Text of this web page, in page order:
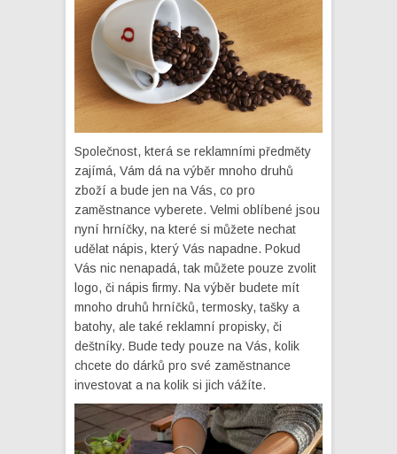
Společnost, která se reklamními předměty
zajímá, Vám dá na výběr mnoho druhů
zboží a bude jen na Vás, co pro
zaměstnance vyberete. Velmi oblíbené jsou
nyní hrníčky, na které si můžete nechat
udělat nápis, který Vás napadne. Pokud
Vás nic nenapadá, tak můžete pouze zvolit
logo, či nápis firmy. Na výběr budete mít
mnoho druhů hrníčků, termosky, tašky a
batohy, ale také reklamní propisky, či
deštníky. Bude tedy pouze na Vás, kolik
chcete do dárků pro své zaměstnance
investovat a na kolik si jich vážíte.